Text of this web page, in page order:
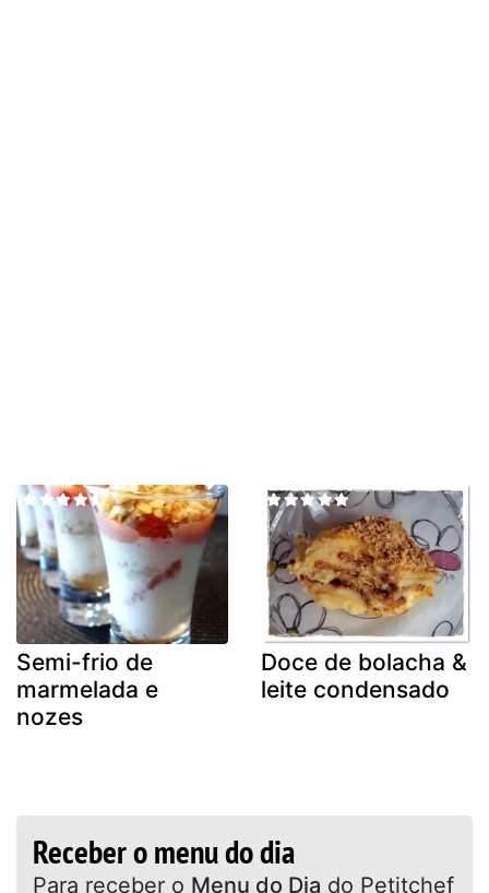
Semi-frio de
marmelada e
nozes
Doce de bolacha &
leite condensado
Receber o menu do dia
Para receber o Menu do Dia do Petitchef